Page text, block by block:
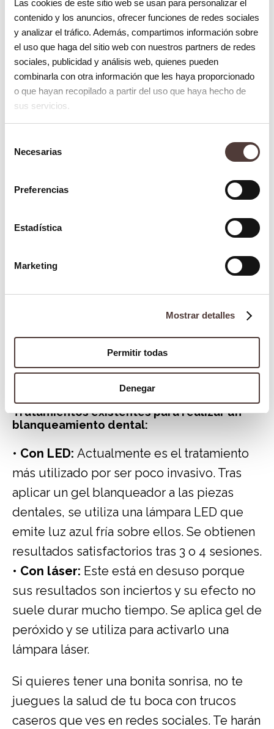
Las cookies de este sitio web se usan para personalizar el
contenido y los anuncios, ofrecer funciones de redes sociales
y analizar el tráfico. Además, compartimos información sobre
el uso que haga del sitio web con nuestros partners de redes
sociales, publicidad y análisis web, quienes pueden
combinarla con otra información que les haya proporcionado
o que hayan recopilado a partir del uso que haya hecho de
sus servicios.
Necesarias
Preferencias
Estadística
Marketing
Mostrar detalles
Permitir todas
Denegar
condiciones. Su aplicación sin control
puede ocasionar:
• Irritación en encías, lengua y paladar.
• Desgaste de esmalte.
• Abrasión en los dientes.
¿Cómo debo hacerme un blanqueamiento
blanqueamiento dental
manos de
. El
modo de conseguir unos dientes blancos y
para cada caso existen tratamientos
Tratamientos existentes para realizar un
blanqueamiento dental:
• Con LED: Actualmente es el tratamiento
más utilizado por ser poco invasivo. Tras
aplicar un gel blanqueador a las piezas
dentales, se utiliza una lámpara LED que
emite luz azul fría sobre ellos. Se obtienen
resultados satisfactorios tras 3 o 4 sesiones.
• Con láser: Este está en desuso porque
sus resultados son inciertos y su efecto no
suele durar mucho tiempo. Se aplica gel de
peróxido y se utiliza para activarlo una
lámpara láser.
Si quieres tener una bonita sonrisa, no te
juegues la salud de tu boca con trucos
caseros que ves en redes sociales. Te harán